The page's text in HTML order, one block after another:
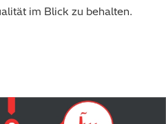
im Blick zu behalten.